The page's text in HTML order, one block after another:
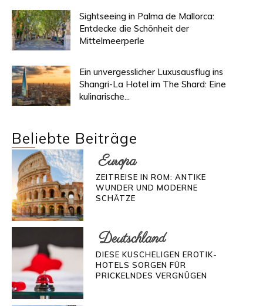
Sightseeing in Palma de Mallorca:
Entdecke die Schönheit der
Mittelmeerperle
Ein unvergesslicher Luxusausflug ins
Shangri-La Hotel im The Shard: Eine
kulinarische...
Beliebte Beiträge
Europa
ZEITREISE IN ROM: ANTIKE
WUNDER UND MODERNE
SCHÄTZE
Deutschland
DIESE KUSCHELIGEN EROTIK-
HOTELS SORGEN FÜR
PRICKELNDES VERGNÜGEN